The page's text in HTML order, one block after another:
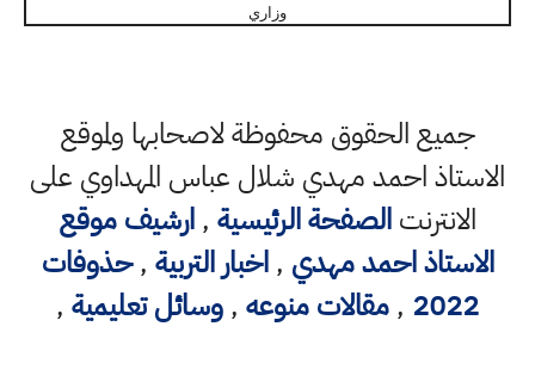
وزاري
جميع الحقوق محفوظة لاصحابها ولموقع
الاستاذ احمد مهدي شلال عباس المهداوي على
الانترنتالصفحة الرئيسية ,ارشيف موقع
الاستاذ احمد مهدي ,اخبار التربية ,حذوفات
2022
,مقالات منوعه ,وسائل تعليمية ,